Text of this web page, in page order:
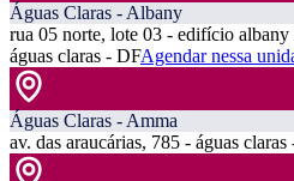
Águas Claras - Albany
rua 05 norte, lote 03 - edifício
águas claras - DFAgendar nessa
Águas Claras - Amma
av. das araucárias, 785 - águas claras